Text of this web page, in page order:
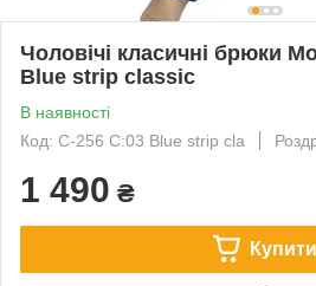
Чоловічі класичні брюки
Blue strip classic
В наявності
Код: C-256 C:03 Blue strip cla
1 490 ₴
Купити